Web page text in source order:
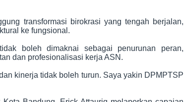
transformasi birokrasi yang tengah berjalan,
ke fungsional.
boleh dimaknai sebagai penurunan peran,
dan profesionalisasi kerja ASN.
kinerja tidak boleh turun. Saya yakin DPMPTSP